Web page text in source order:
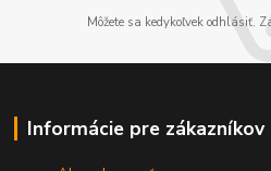
Môžete sa kedykoľvek odhlásiť.
Informácie pre zákazníkov